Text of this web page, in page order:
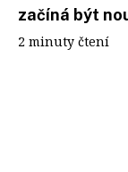
začíná být
2 minuty čtení